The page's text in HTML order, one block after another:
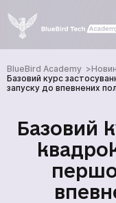
BlueBird Academy
Базовий курс
запуску до впевнених
Базовий